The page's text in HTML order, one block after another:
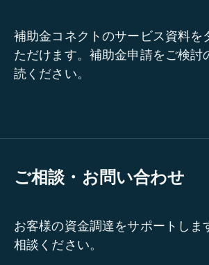
補助金コネクトのサービス資料を
ただけます。補助金申請をご検討
読ください。
ご相談・お問い合わせ
お客様の資金調達をサポートしま
相談ください。